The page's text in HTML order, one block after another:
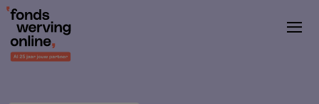
Overslaan
naar
de